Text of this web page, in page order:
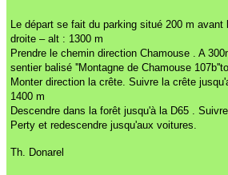
Le départ se fait du parking situé 200 m
droite – alt : 1300 m
Prendre le chemin direction Chamouse . A
sentier balisé ''Montagne de Chamouse
Monter direction la crête. Suivre la crête
1400 m
Descendre dans la forêt jusqu'à la D65 .
Perty et redescendre jusqu'aux voitures.
Th. Donarel